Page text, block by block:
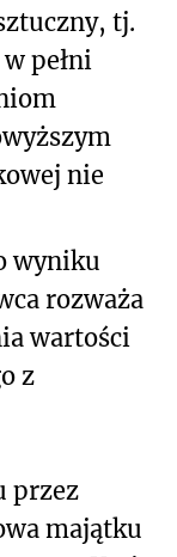
tj.
pełni
nie
wyniku
rozważa
wartości
z
przez
majątku